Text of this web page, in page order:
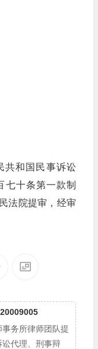
共和国民事诉讼
七十条第一款制
法院提审，经审
务所律师团队提
代理、刑事辩